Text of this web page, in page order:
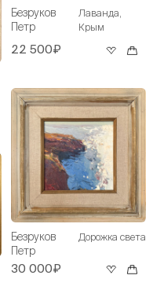
Безруков
Петр
Лаванда,
Крым
22 500₽
Безруков
Петр
Дорожка света
30 000₽